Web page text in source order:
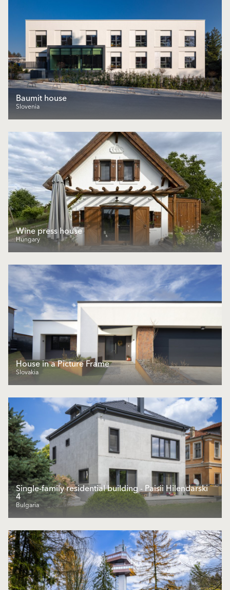
Baumit house
Slovenia
Wine press house
Hungary
House in a Picture Frame
Slovakia
Single-family residential building - Paisii Hilendarski
4
Bulgaria